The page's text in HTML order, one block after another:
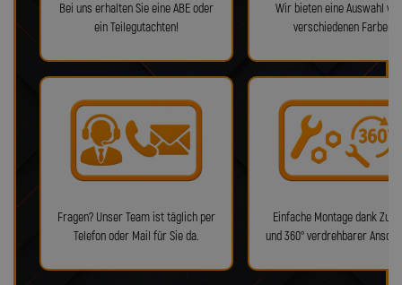
Bei uns erhalten Sie eine ABE oder
ein Teilegutachten!
Wir bieten eine Auswahl
verschiedenen Farben!
Fragen? Unser Team ist täglich per
Telefon oder Mail für Sie da.
Einfache Montage dank
und 360° verdrehbarer